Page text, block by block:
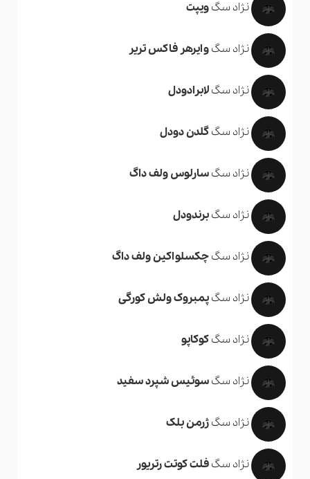
نژاد سگویپت
نژاد سگوایرهر فاکس تریر
نژاد سگلابرادودل
نژاد سگگلدن دودل
نژاد سگسارلوس ولف داگ
نژاد سگبرندودل
نژاد سگچکسلواکین ولف داگ
نژاد سگپمبروک ولش کورگی
نژاد سگکوکاپو
نژاد سگسوئیس شپرد سفید
نژاد سگژرمن بلک
نژاد سگفلت کوتت رتریور